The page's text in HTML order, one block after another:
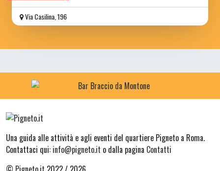
Via Casilina, 196
Una guida alle attività e agli eventi del quartiere Pigneto a Roma.
Contattaci qui: info@pigneto.it o dalla pagina Contatti